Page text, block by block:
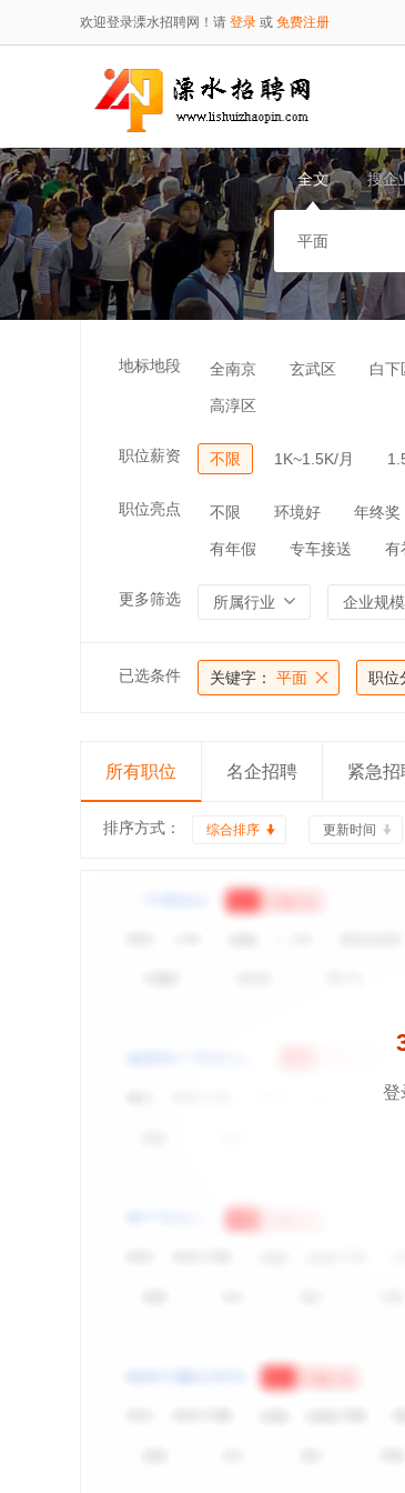
欢迎登录溧水招聘网！请 登录 或 免费注册
全文 搜企
地标地段 全南京 玄武区 白下
高淳区
职位薪资 不限 1K~1.5K/月
职位亮点 不限 环境好 年终奖
有年假 专车接送 有
更多筛选 所属行业 企业规模
已选条件 关键字： 平面 职位
所有职位 名企招聘 紧急招
排序方式： 综合排序 更新时间
登